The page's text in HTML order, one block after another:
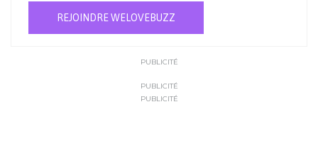
REJOINDRE WELOVEBUZZ
PUBLICITÉ
PUBLICITÉ
PUBLICITÉ